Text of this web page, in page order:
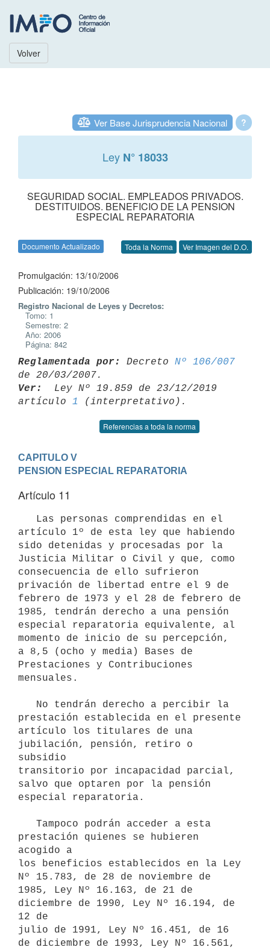
Volver
?
Ver Base Jurisprudencia Nacional
Ley N° 18033
SEGURIDAD SOCIAL. EMPLEADOS PRIVADOS.
DESTITUIDOS. BENEFICIO DE LA PENSION
ESPECIAL REPARATORIA
Documento Actualizado Toda la Norma Ver Imagen del D.O.
Promulgación: 13/10/2006
Publicación: 19/10/2006
Registro Nacional de Leyes y Decretos:
Tomo: 1
Semestre: 2
Año: 2006
Página: 842
Reglamentada por: Decreto Nº 106/007
Ver:
Ley Nº 19.859 de 23/12/2019
artículo 1
Referencias a toda la norma
CAPITULO V
PENSION ESPECIAL REPARATORIA
Artículo 11
artículo 1º de esta ley que habiendo
sido detenidas y procesadas por la
Justicia Militar o Civil y que, como
consecuencia de ello sufrieron
privación de libertad entre el 9 de
febrero de 1973 y el 28 de febrero de
1985, tendrán derecho a una pensión
especial reparatoria equivalente, al
momento de inicio de su percepción,
a 8,5 (ocho y media) Bases de
Prestaciones y Contribuciones
mensuales.
prestación establecida en el presente
artículo los titulares de una
jubilación, pensión, retiro o
subsidio
transitorio por incapacidad parcial,
salvo que optaren por la pensión
especial reparatoria.
prestación quienes se hubieren
acogido a
los beneficios establecidos en la Ley
Nº 15.783, de 28 de noviembre de
1985, Ley Nº 16.163, de 21 de
diciembre de 1990, Ley Nº 16.194, de
12 de
julio de 1991, Ley Nº 16.451, de 16
de diciembre de 1993, Ley Nº 16.561,